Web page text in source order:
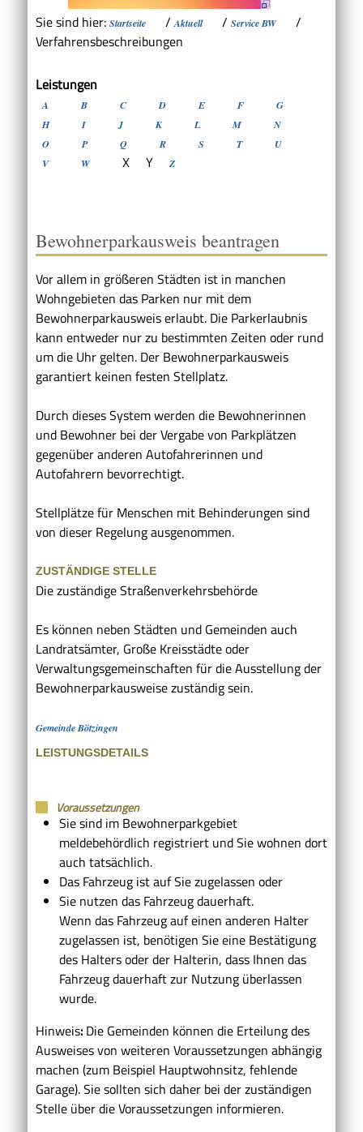
Sie sind hier: Startseite /Aktuell / Service BW
/
Verfahrensbeschreibungen
Leistungen
A B C D E F
G
H
I J K L M
N
O
P Q R S T
U
V
W X Y Z
Bewohnerparkausweis beantragen
Vor allem in größeren Städten ist in manchen
Wohngebieten das Parken nur mit dem
Bewohnerparkausweis erlaubt. Die Parkerlaubnis
kann entweder nur zu bestimmten Zeiten oder rund
um die Uhr gelten. Der Bewohnerparkausweis
garantiert keinen festen Stellplatz.
Durch dieses System werden die Bewohnerinnen
und Bewohner bei der Vergabe von Parkplätzen
gegenüber anderen Autofahrerinnen und
Autofahrern bevorrechtigt.
Stellplätze für Menschen mit Behinderungen sind
von dieser Regelung ausgenommen.
ZUSTÄNDIGE STELLE
Die zuständige Straßenverkehrsbehörde
Es können neben Städten und Gemeinden auch
Landratsämter, Große Kreisstädte oder
Verwaltungsgemeinschaften für die Ausstellung der
Bewohnerparkausweise zuständig sein.
Gemeinde Bötzingen
LEISTUNGSDETAILS
Voraussetzungen
Sie sind im Bewohnerparkgebiet
meldebehördlich registriert und Sie wohnen dort
auch tatsächlich.
Das Fahrzeug ist auf Sie zugelassen oder
Sie nutzen das Fahrzeug dauerhaft.
Wenn das Fahrzeug auf einen anderen Halter
zugelassen ist, benötigen Sie eine Bestätigung
des Halters oder der Halterin, dass Ihnen das
Fahrzeug dauerhaft zur Nutzung überlassen
wurde.
Hinweis: Die Gemeinden können die Erteilung des
Ausweises von weiteren Voraussetzungen abhängig
machen (zum Beispiel Hauptwohnsitz, fehlende
Garage). Sie sollten sich daher bei der zuständigen
Stelle über die Voraussetzungen informieren.